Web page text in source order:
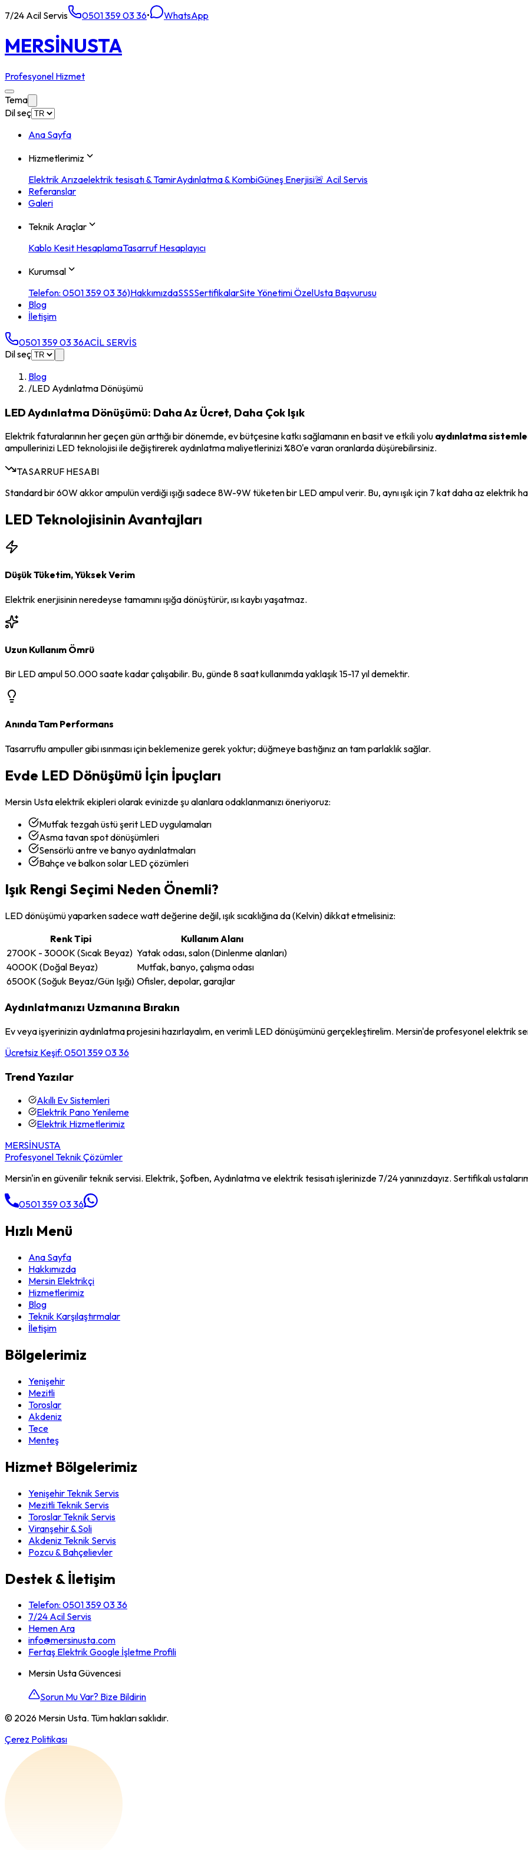
7/24 Acil Servis 0501 359 03 36• WhatsApp
MERSİNUSTA
Profesyonel Hizmet
Tema
Dil seç
Ana Sayfa
Hizmetlerimiz
Elektrik Arızaelektrik tesisatı & TamirAydınlatma & KombiGüneş Enerjisi🚨 Acil Servis
Referanslar
Galeri
Teknik Araçlar
Kablo Kesit HesaplamaTasarruf Hesaplayıcı
Kurumsal
Telefon: 0501 359 03 36)HakkımızdaSSSSertifikalarSite Yönetimi ÖzelUsta Başvurusu
Blog
İletişim
0501 359 03 36ACİL SERVİS
Dil seç
Blog
/LED Aydınlatma Dönüşümü
LED Aydınlatma Dönüşümü: Daha Az Ücret, Daha Çok Işık
Elektrik faturalarının her geçen gün arttığı bir dönemde, ev bütçesine katkı sağlamanın en basit ve etkili yolu aydınlatma
ampullerinizi LED teknolojisi ile değiştirerek aydınlatma maliyetlerinizi %80'e varan oranlarda düşürebilirsiniz.
TASARRUF HESABI
Standard bir 60W akkor ampulün verdiği ışığı sadece 8W-9W tüketen bir LED ampul verir. Bu, aynı ışık için 7 kat daha az elektrik
LED Teknolojisinin Avantajları
Düşük Tüketim, Yüksek Verim
Elektrik enerjisinin neredeyse tamamını ışığa dönüştürür, ısı kaybı yaşatmaz.
Uzun Kullanım Ömrü
Bir LED ampul 50.000 saate kadar çalışabilir. Bu, günde 8 saat kullanımda yaklaşık 15-17 yıl demektir.
Anında Tam Performans
Tasarruflu ampuller gibi ısınması için beklemenize gerek yoktur; düğmeye bastığınız an tam parlaklık sağlar.
Evde LED Dönüşümü İçin İpuçları
Mersin Usta elektrik ekipleri olarak evinizde şu alanlara odaklanmanızı öneriyoruz:
Mutfak tezgah üstü şerit LED uygulamaları
Asma tavan spot dönüşümleri
Sensörlü antre ve banyo aydınlatmaları
Bahçe ve balkon solar LED çözümleri
Işık Rengi Seçimi Neden Önemli?
LED dönüşümü yaparken sadece watt değerine değil, ışık sıcaklığına da (Kelvin) dikkat etmelisiniz:
Renk Tipi
Kullanım Alanı
2700K - 3000K (Sıcak Beyaz) Yatak odası, salon (Dinlenme alanları)
4000K (Doğal Beyaz)
Mutfak, banyo, çalışma odası
6500K (Soğuk Beyaz/Gün Işığı) Ofisler, depolar, garajlar
Aydınlatmanızı Uzmanına Bırakın
Ev veya işyerinizin aydınlatma projesini hazırlayalım, en verimli LED dönüşümünü gerçekleştirelim. Mersin'de profesyonel elektrik
Ücretsiz Keşif: 0501 359 03 36
Trend Yazılar
Akıllı Ev Sistemleri
Elektrik Pano Yenileme
Elektrik Hizmetlerimiz
MERSİNUSTA
Profesyonel Teknik Çözümler
Mersin'in en güvenilir teknik servisi. Elektrik, Şofben, Aydınlatma ve elektrik tesisatı işlerinizde 7/24 yanınızdayız. Sertifikalı
0501 359 03 36
Hızlı Menü
Ana Sayfa
Hakkımızda
Mersin Elektrikçi
Hizmetlerimiz
Blog
Teknik Karşılaştırmalar
İletişim
Bölgelerimiz
Yenişehir
Mezitli
Toroslar
Akdeniz
Tece
Menteş
Hizmet Bölgelerimiz
Yenişehir Teknik Servis
Mezitli Teknik Servis
Toroslar Teknik Servis
Viranşehir & Soli
Akdeniz Teknik Servis
Pozcu & Bahçelievler
Destek & İletişim
Telefon: 0501 359 03 36
7/24 Acil Servis
Hemen Ara
info@mersinusta.com
Fertaş Elektrik Google İşletme Profili
Mersin Usta Güvencesi
Sorun Mu Var? Bize Bildirin
© 2026 Mersin Usta. Tüm hakları saklıdır.
Çerez Politikası